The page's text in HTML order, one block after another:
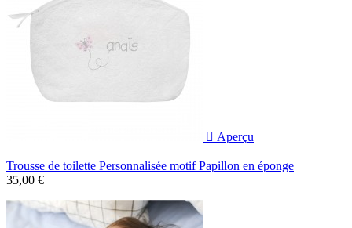
 Aperçu
Trousse de toilette Personnalisée motif Papillon en éponge
35,00 €